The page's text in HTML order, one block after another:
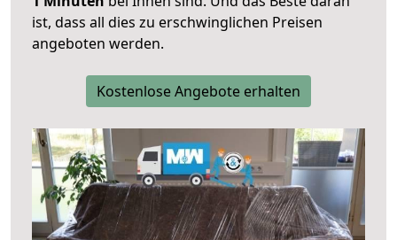
ist, dass all dies zu erschwinglichen Preisen
angeboten werden.
Kostenlose Angebote erhalten